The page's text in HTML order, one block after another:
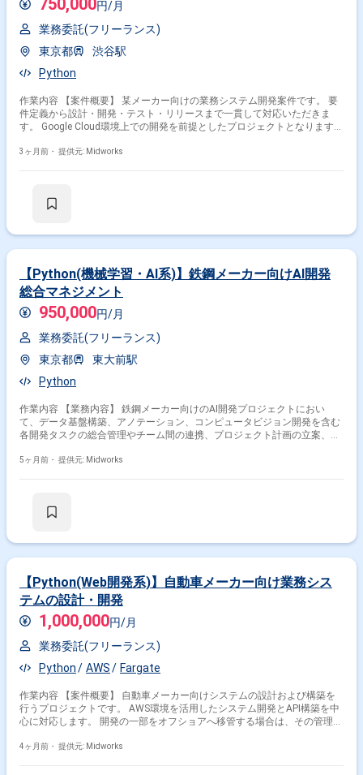
750,000円/月
業務委託(フリーランス)
東京都
渋谷駅
Python
作業内容 【案件概要】 某メーカー向けの業務システム開発案件です。 要
件定義から設計・開発・テスト・リリースまで一貫して対応いただきま
す。 Google Cloud環境上での開発を前提としたプロジェクトとなります。
Webアプリケーション開発 ・Google Cloud環境でのシステム構築および運
3ヶ月前・ 提供元: Midworks
【Python(機械学習・AI系)】鉄鋼メーカー向けAI開発
総合マネジメント
950,000円/月
業務委託(フリーランス)
東京都
東大前駅
Python
作業内容 【業務内容】 鉄鋼メーカー向けのAI開発プロジェクトにおい
て、データ基盤構築、アノテーション、コンピュータビジョン開発を含む
各開発タスクの総合管理やチーム間の連携、プロジェクト計画の立案、ス
内容】 ・鉄鋼メーカーのビジネス要件整理、プロジェクト計画立案、スケ
築、メンバー育成、マネジメント
5ヶ月前・ 提供元: Midworks
【Python(Web開発系)】自動車メーカー向け業務シス
テムの設計・開発
1,000,000円/月
業務委託(フリーランス)
Python
AWS Fargate
作業内容 【案件概要】 自動車メーカー向けシステムの設計および構築を
行うプロジェクトです。 AWS環境を活用したシステム開発とAPI構築を中
心に対応します。 開発の一部をオフショアへ移管する場合は、その管理や
など上流工程から携わります。 【作業内容】 ・FargateおよびAPI
4ヶ月前・ 提供元: Midworks